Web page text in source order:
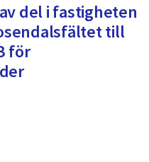
för
att
del i fastigheten
till
för